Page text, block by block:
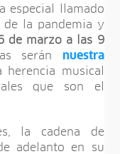
especial llamado
de la pandemia y
de marzo a las 9
serán nuestra
musical
que son el
la cadena de
adelanto en su